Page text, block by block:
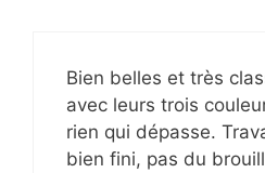
Bien belles et très
avec leurs trois
rien qui dépasse.
bien fini, pas du